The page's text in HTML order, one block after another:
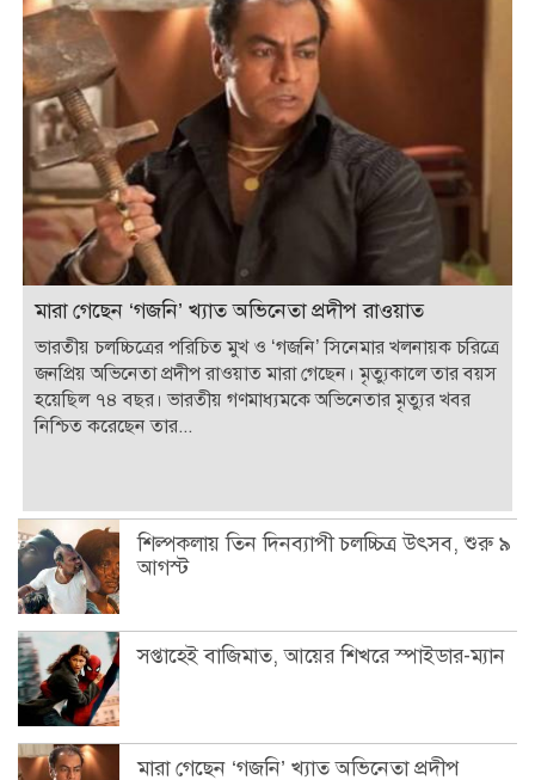
মারা গেছেন ‘গজনি’ খ্যাত অভিনেতা প্রদীপ রাওয়াত
ভারতীয় চলচ্চিত্রের পরিচিত মুখ ও ‘গজনি’ সিনেমার খলনায়ক চরিত্রে
জনপ্রিয় অভিনেতা প্রদীপ রাওয়াত মারা গেছেন। মৃত্যুকালে তার বয়স
হয়েছিল ৭৪ বছর। ভারতীয় গণমাধ্যমকে অভিনেতার মৃত্যুর খবর
নিশ্চিত করেছেন তার...
শিল্পকলায় তিন দিনব্যাপী চলচ্চিত্র উৎসব, শুরু ৯
আগস্ট
সপ্তাহেই বাজিমাত, আয়ের শিখরে স্পাইডার-ম্যান
মারা গেছেন ‘গজনি’ খ্যাত অভিনেতা প্রদীপ